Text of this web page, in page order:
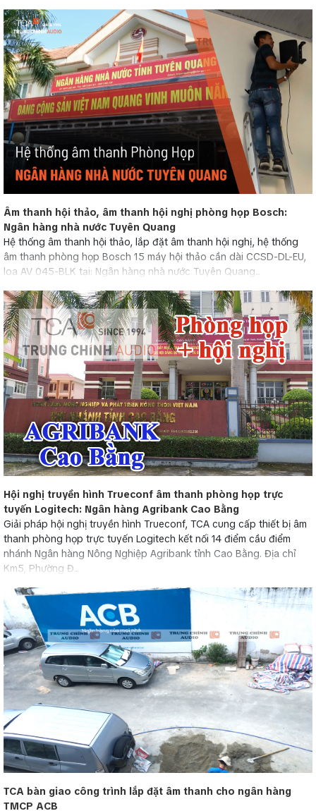
Âm thanh hội thảo, âm thanh hội nghị phòng họp Bosch:
Ngân hàng nhà nước Tuyên Quang
Hệ thống âm thanh hội thảo, lắp đặt âm thanh hội nghị, hệ thống
âm thanh phòng họp Bosch 15 máy hội thảo cần dài CCSD-DL-EU,
loa AV 045-BLK tại: Ngân hàng nhà nước Tuyên Quang...
Hội nghị truyền hình Trueconf âm thanh phòng họp trực
tuyến Logitech: Ngân hàng Agribank Cao Bằng
Giải pháp hội nghị truyền hình Trueconf, TCA cung cấp thiết bị âm
thanh phòng họp trực tuyến Logitech kết nối 14 điểm cầu điểm
nhánh Ngân hàng Nông Nghiệp Agribank tỉnh Cao Bằng. Địa chỉ
Km5, Phường Đ...
TCA bàn giao công trình lắp đặt âm thanh cho ngân hàng
TMCP ACB